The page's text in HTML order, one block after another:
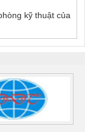
kỹ thuật của